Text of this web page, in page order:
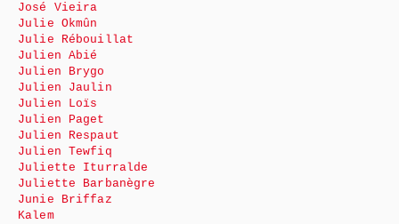
José Vieira
Julie Okmûn
Julie Rébouillat
Julien Abié
Julien Brygo
Julien Jaulin
Julien Loïs
Julien Paget
Julien Respaut
Julien Tewfiq
Juliette Iturralde
Juliette Barbanègre
Junie Briffaz
Kalem